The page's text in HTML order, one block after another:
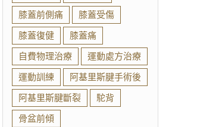
膝蓋前側痛
膝蓋受傷
膝蓋復健
膝蓋痛
自費物理治療
運動處方治療
運動訓練
阿基里斯腱手術後
阿基里斯腱斷裂
駝背
骨盆前傾